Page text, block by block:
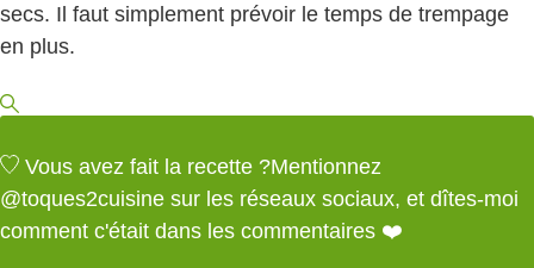
secs. Il faut simplement prévoir le temps de trempage
en plus.
Vous avez fait la recette ?Mentionnez
@toques2cuisine sur les réseaux sociaux, et dîtes-moi
comment c'était dans les commentaires ❤️